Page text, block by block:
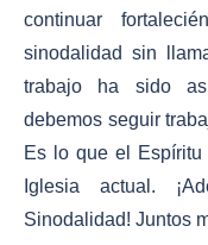
continuar
sinodalidad sin
trabajo ha sido
debemos seguir
Es lo que el
Iglesia actual.
¡
Sinodalidad! Juntos